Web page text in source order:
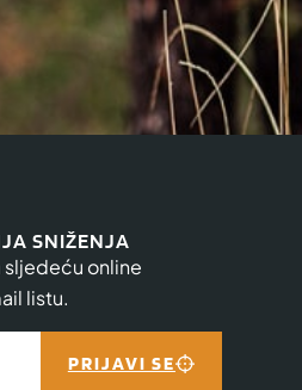
SNIŽENJA
sljedeću online
listu.
PRIJAVI SE